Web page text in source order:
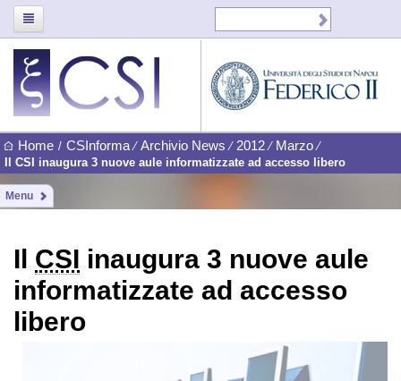
Home / CSInforma ⁄ Archivio News ⁄ 2012 ⁄ Marzo ⁄
Il CSI inaugura 3 nuove aule informatizzate ad accesso libero
Menu
Il CSI inaugura 3 nuove aule
informatizzate ad accesso
libero